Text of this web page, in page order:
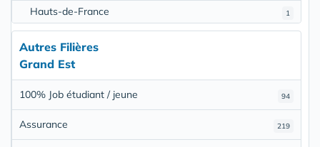
1
Hauts-de-France
Autres Filières
Grand Est
94
100% Job étudiant / jeune
219
Assurance